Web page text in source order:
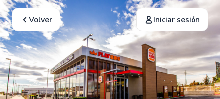
Volver Iniciar sesión